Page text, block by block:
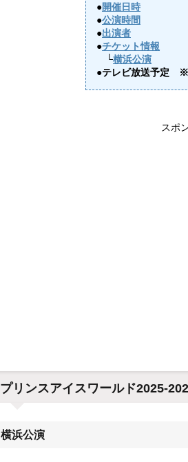
●開催日時
●公演時間
●出演者
●チケット情報
└横浜公演
●テレビ放送予定
スポ
プリンスアイスワールド2025-
横浜公演